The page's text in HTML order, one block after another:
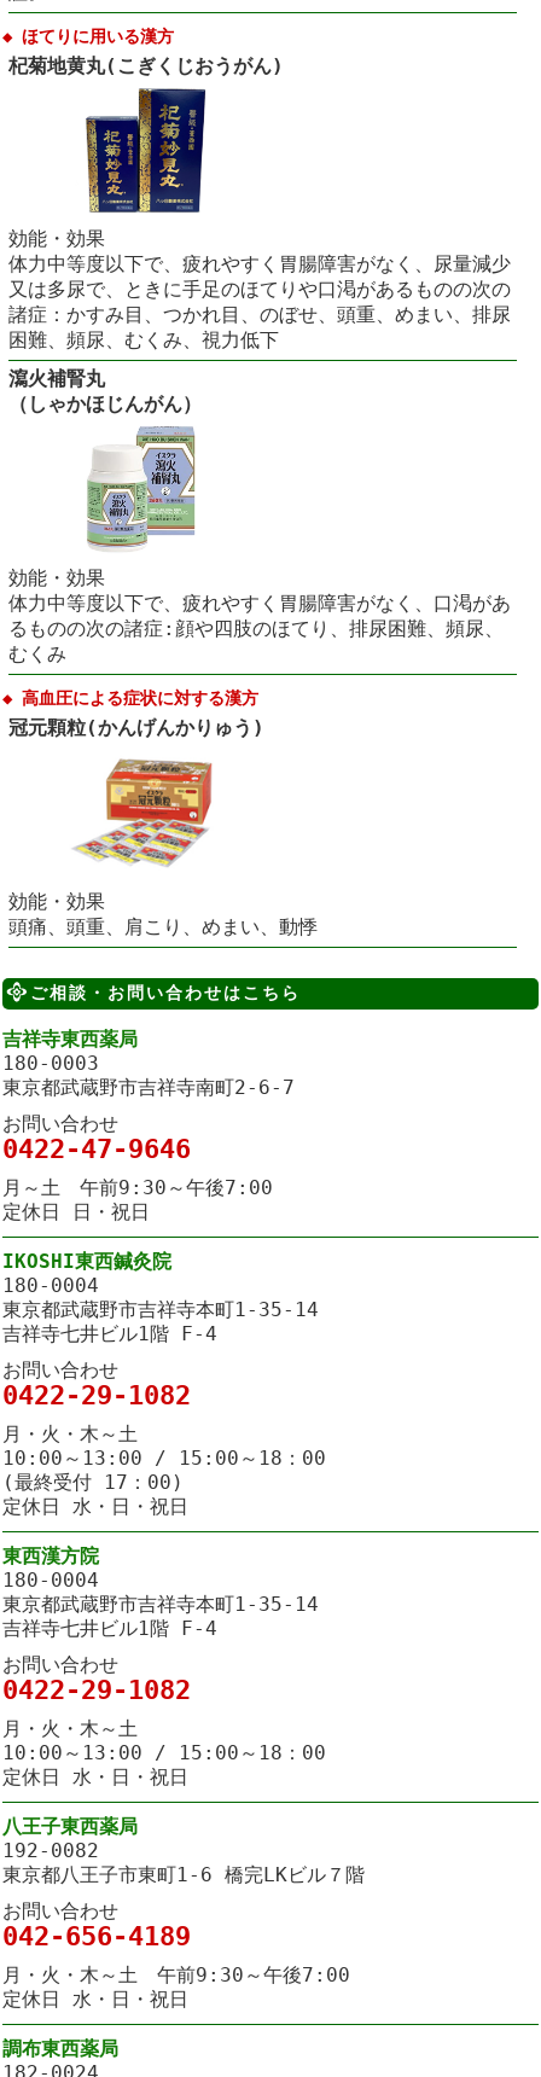
◆ ほてりに用いる漢方
杞菊地黄丸(こぎくじおうがん)
効能・効果
体力中等度以下で、疲れやすく胃腸障害がなく、尿量減少
又は多尿で、ときに手足のほてりや口渇があるものの次の
諸症：かすみ目、つかれ目、のぼせ、頭重、めまい、排尿
困難、頻尿、むくみ、視力低下
瀉火補腎丸
（しゃかほじんがん）
効能・効果
体力中等度以下で、疲れやすく胃腸障害がなく、口渇があ
るものの次の諸症:顔や四肢のほてり、排尿困難、頻尿、
むくみ
◆ 高血圧による症状に対する漢方
冠元顆粒(かんげんかりゅう)
効能・効果
頭痛、頭重、肩こり、めまい、動悸
ご相談・お問い合わせはこちら
吉祥寺東西薬局
180-0003
東京都武蔵野市吉祥寺南町2-6-7
お問い合わせ
0422-47-9646
月～土 午前9:30～午後7:00
定休日 日・祝日
IKOSHI東西鍼灸院
180-0004
東京都武蔵野市吉祥寺本町1-35-14
吉祥寺七井ビル1階 F-4
お問い合わせ
0422-29-1082
月・火・木～土
10:00～13:00 / 15:00～18：00
(最終受付 17：00)
定休日 水・日・祝日
東西漢方院
180-0004
東京都武蔵野市吉祥寺本町1-35-14
吉祥寺七井ビル1階 F-4
お問い合わせ
0422-29-1082
月・火・木～土
10:00～13:00 / 15:00～18：00
定休日 水・日・祝日
八王子東西薬局
192-0082
東京都八王子市東町1-6 橋完LKビル７階
お問い合わせ
042-656-4189
月・火・木～土 午前9:30～午後7:00
定休日 水・日・祝日
調布東西薬局